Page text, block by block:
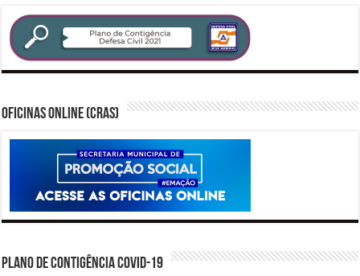
Oficinas Online (CRAS)
PLANO DE CONTIGÊNCIA COVID-19